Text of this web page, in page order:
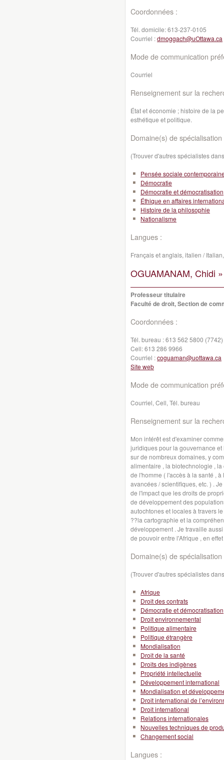
Coordonnées :
Tél. domicile:613-237-0105
Courriel :dmoggach@uOttawa.ca
Mode de communication
Courriel
Renseignement sur la
État et économie ; histoire de la
esthétique et politique.
Domaine(s) de spécialisation
(Trouver d'autres spécialistes
Pensée sociale
Démocratie
Démocratie et démocratisation
Éthique en affaires
Histoire de la philosophie
Nationalisme
Langues :
Français et anglais, italien /
OGUAMANAM, Chidi »
Professeur titulaire
Faculté de droit, Section de
Coordonnées :
Tél. bureau :613 562 5800 (7742)
Cell:613 286 9966
Courriel :coguaman@uottawa.ca
Site web
Mode de communication
Courriel, Cell, Tél. bureau
Renseignement sur la
Mon intérêt est d'examiner
juridiques pour la gouvernance
sur de nombreux domaines, y
alimentaire , la biotechnologie ,
de l'homme ( l'accès à la santé ,
avancées / scientifiques, etc. ) .
de l'impact que les droits de
de développement des
autochtones et locales à travers
??la cartographie et la
développement . Je travaille
de pouvoir entre l'Afrique , en
Domaine(s) de spécialisation
(Trouver d'autres spécialistes
Afrique
Droit des contrats
Démocratie et démocratisation
Droit environnemental
Politique alimentaire
Politique étrangère
Mondialisation
Droit de la santé
Droits des indigènes
Propriété intellectuelle
Développement international
Mondialisation et
Droit international de
Droit international
Relations internationales
Nouvelles techniques de
Changement social
Langues :